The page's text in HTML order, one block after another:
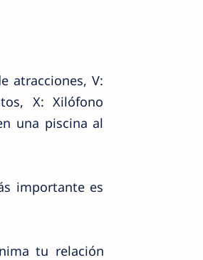
atracciones, V:
X: Xilófono
una piscina al
importante es
tu relación